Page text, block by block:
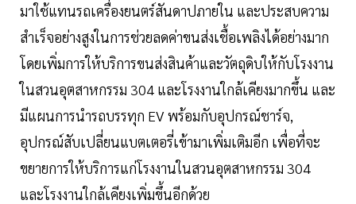
มาใช้แทนรถเครื่องยนตร์สันดาปภายใน และประสบความ
สำเร็จอย่างสูงในการช่วยลดค่าขนส่งเชื้อเพลิงได้อย่างมาก
โดยเพิ่มการให้บริการขนส่งสินค้าและวัตถุดิบให้กับโรงงาน
ในสวนอุตสาหกรรม 304 และโรงงานใกล้เคียงมากขึ้น และ
มีแผนการนำรถบรรทุก EV พร้อมกับอุปกรณ์ชาร์จ,
อุปกรณ์สับเปลี่ยนแบตเตอรี่เข้ามาเพิ่มเติมอีก เพื่อที่จะ
ขยายการให้บริการแก่โรงงานในสวนอุตสาหกรรม 304
และโรงงานใกล้เคียงเพิ่มขึ้นอีกด้วย